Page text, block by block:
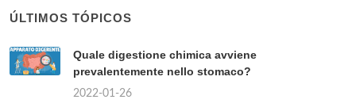
ÚLTIMOS TÓPICOS
Quale digestione chimica avviene
prevalentemente nello stomaco?
2022-01-26